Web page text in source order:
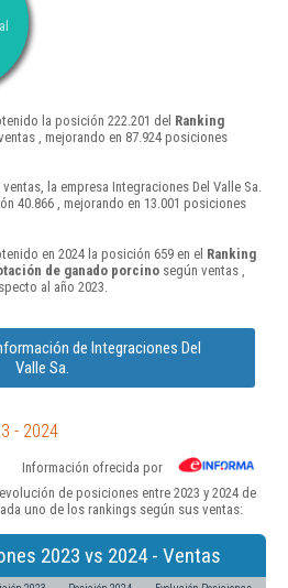
la posición 222.201 del Ranking
, mejorando en 87.924 posiciones
ventas, la empresa Integraciones Del Valle Sa.
40.866 , mejorando en 13.001 posiciones
en 2024 la posición 659 en el Ranking
de ganado porcino según ventas ,
al año 2023.
de Integraciones Del
Valle Sa.
- 2024
Información ofrecida por
de posiciones entre 2023 y 2024 de
uno de los rankings según sus ventas:
2023 vs 2024 - Ventas